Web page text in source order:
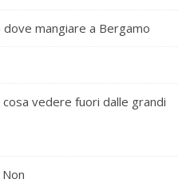
mangiare a Bergamo
cosa vedere fuori dalle grandi